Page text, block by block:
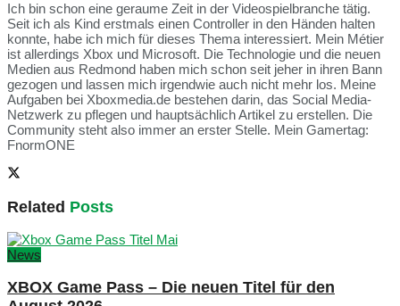
Ich bin schon eine geraume Zeit in der Videospielbranche tätig.
Seit ich als Kind erstmals einen Controller in den Händen halten
konnte, habe ich mich für dieses Thema interessiert. Mein Métier
ist allerdings Xbox und Microsoft. Die Technologie und die neuen
Medien aus Redmond haben mich schon seit jeher in ihren Bann
gezogen und lassen mich irgendwie auch nicht mehr los. Meine
Aufgaben bei Xboxmedia.de bestehen darin, das Social Media-
Netzwerk zu pflegen und hauptsächlich Artikel zu erstellen. Die
Community steht also immer an erster Stelle. Mein Gamertag:
FnormONE
Related Posts
News
XBOX Game Pass – Die neuen Titel für den